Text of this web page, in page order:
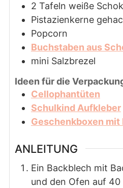
2 Tafeln weiße
Pistazienkerne
Popcorn
Buchstaben aus
mini Salzbrezel
Ideen für die
Cellophantüten
Schulkind Aufkleber
Geschenkboxen mit
ANLEITUNG
Ein Backblech mit
und den Ofen auf 40